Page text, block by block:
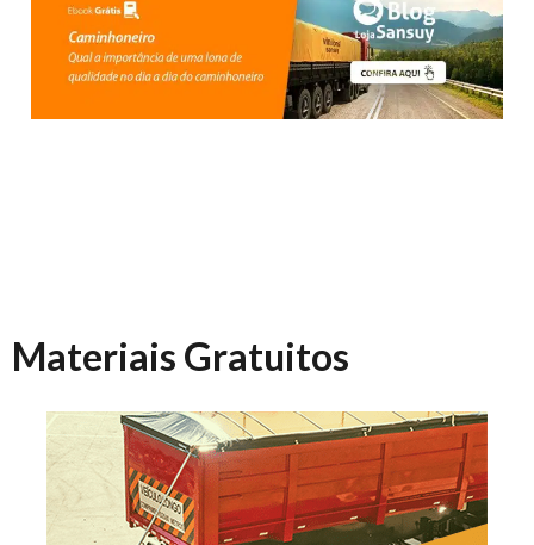
Materiais Gratuitos